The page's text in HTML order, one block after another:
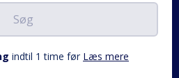
Søg
indtil 1 time før Læs mere